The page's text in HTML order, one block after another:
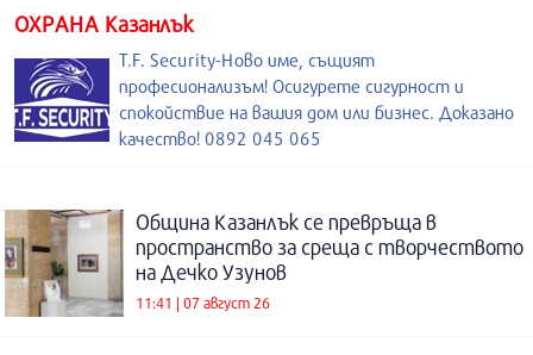
ОХРАНА Казанлък
T.F. Security-Ново име, същият
професионализъм! Осигурете сигурност и
спокойствие на вашия дом или бизнес. Доказано
качество! 0892 045 065
Община Казанлък се превръща в
пространство за среща с творчеството
на Дечко Узунов
11:41 | 07 август 26